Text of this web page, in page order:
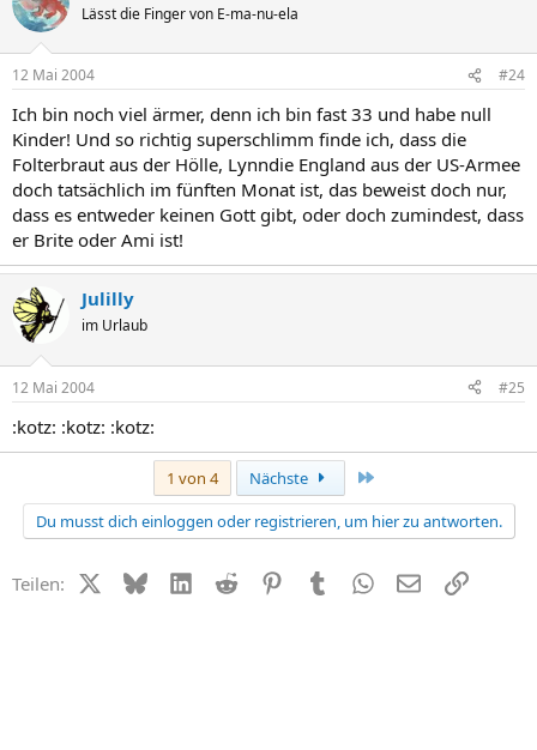
Lässt die Finger von E-ma-nu-ela
12 Mai 2004 #24
Ich bin noch viel ärmer, denn ich bin fast 33 und habe null
Kinder! Und so richtig superschlimm finde ich, dass die
Folterbraut aus der Hölle, Lynndie England aus der US-Armee
doch tatsächlich im fünften Monat ist, das beweist doch nur,
dass es entweder keinen Gott gibt, oder doch zumindest, dass
er Brite oder Ami ist!
Julilly
im Urlaub
12 Mai 2004 #25
:kotz: :kotz: :kotz:
1 von 4 Nächste
Du musst dich einloggen oder registrieren, um hier zu antworten.
Teilen: X (Twitter)
BlueskyLinkedIn
Reddit PinterestTumblr WhatsApp
E-MailLink